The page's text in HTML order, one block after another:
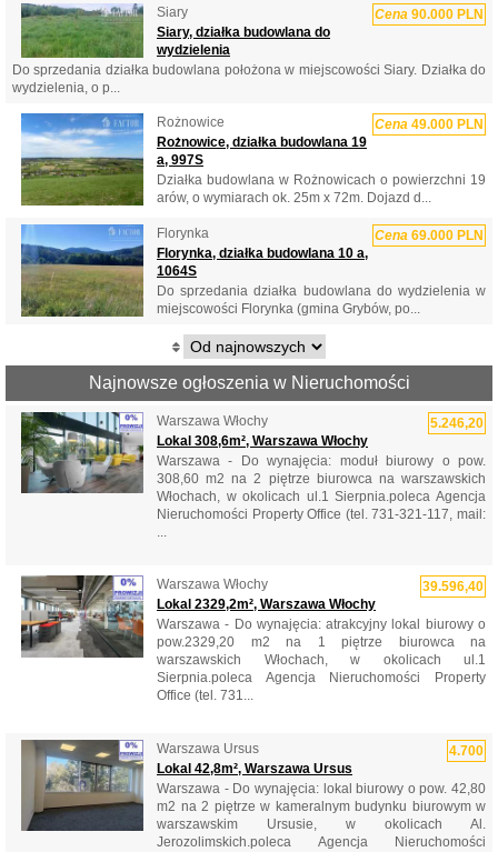
Siary Cena 90.000 PLN
Siary, działka budowlana do
wydzielenia
Do sprzedania działka budowlana położona w miejscowości Siary. Działka do
wydzielenia, o p...
Rożnowice Cena 49.000 PLN
Rożnowice, działka budowlana 19
a, 997S
Działka budowlana w Rożnowicach o powierzchni 19
arów, o wymiarach ok. 25m x 72m. Dojazd d...
Florynka Cena 69.000 PLN
Florynka, działka budowlana 10 a,
1064S
Do sprzedania działka budowlana do wydzielenia w
miejscowości Florynka (gmina Grybów, po...
Najnowsze ogłoszenia w Nieruchomości
5.246,20
Warszawa Włochy
Lokal 308,6m², Warszawa Włochy
Warszawa - Do wynajęcia: moduł biurowy o pow.
308,60 m2 na 2 piętrze biurowca na warszawskich
Włochach, w okolicach ul.1 Sierpnia.poleca Agencja
Nieruchomości Property Office (tel. 731-321-117, mail:
39.596,40
Warszawa Włochy
Lokal 2329,2m², Warszawa Włochy
Warszawa - Do wynajęcia: atrakcyjny lokal biurowy o
pow.2329,20 m2 na 1 piętrze biurowca na
warszawskich Włochach, w okolicach ul.1
Sierpnia.poleca Agencja Nieruchomości Property
Office (tel. 731...
4.700
Warszawa Ursus
Lokal 42,8m², Warszawa Ursus
Warszawa - Do wynajęcia: lokal biurowy o pow. 42,80
m2 na 2 piętrze w kameralnym budynku biurowym w
warszawskim Ursusie, w okolicach Al.
Jerozolimskich.poleca Agencja Nieruchomości